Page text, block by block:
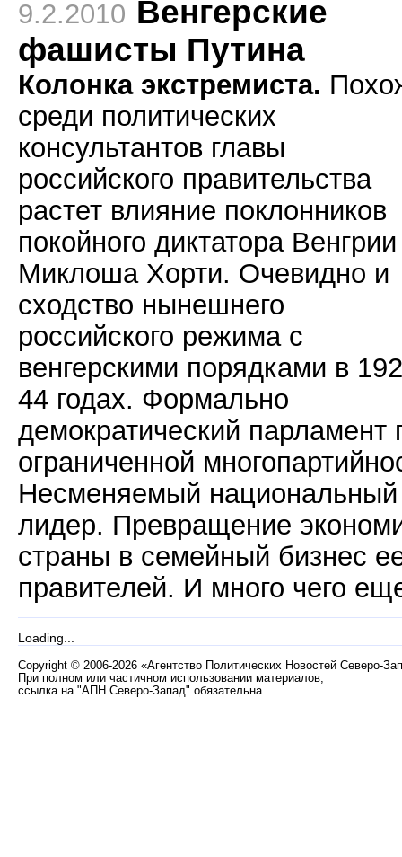
9.2.2010 Венгерские
фашисты Путина
Колонка экстремиста.
среди политических
консультантов главы
российского правительства
растет влияние поклонников
покойного диктатора Венгрии
Миклоша Хорти. Очевидно и
сходство нынешнего
российского режима с
венгерскими порядками в
44 годах. Формально
демократический парламент
ограниченной
Несменяемый национальный
лидер. Превращение
страны в семейный бизнес
правителей. И много чего
Loading...
Copyright © 2006-2026 «Агентство Политических Новостей Северо-
При полном или частичном использовании материалов,
ссылка на "АПН Северо-Запад" обязательна